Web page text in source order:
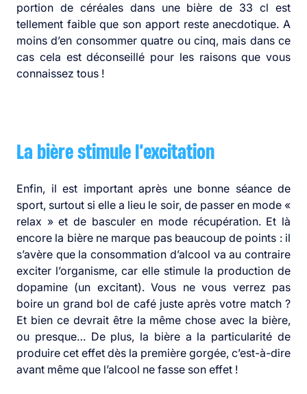
portion de céréales dans une bière de 33 cl est
tellement faible que son apport reste anecdotique. A
moins d’en consommer quatre ou cinq, mais dans ce
cas cela est déconseillé pour les raisons que vous
connaissez tous !
La bière stimule l’excitation
Enfin, il est important après une bonne séance de
sport, surtout si elle a lieu le soir, de passer en mode «
relax » et de basculer en mode récupération. Et là
encore la bière ne marque pas beaucoup de points : il
s’avère que la consommation d’alcool va au contraire
exciter l’organisme, car elle stimule la production de
dopamine (un excitant). Vous ne vous verrez pas
boire un grand bol de café juste après votre match ?
Et bien ce devrait être la même chose avec la bière,
ou presque… De plus, la bière a la particularité de
produire cet effet dès la première gorgée, c’est-à-dire
avant même que l’alcool ne fasse son effet !